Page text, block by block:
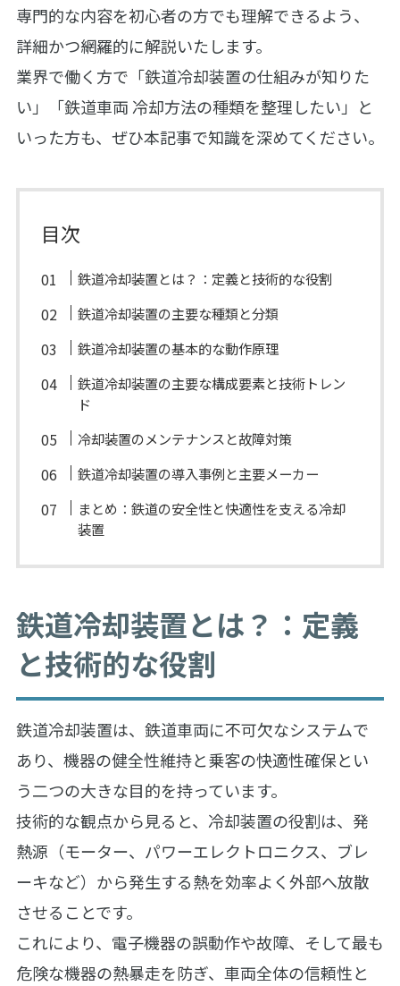
専門的な内容を初心者の方でも理解できるよう、
詳細かつ網羅的に解説いたします。
業界で働く方で「鉄道冷却装置の仕組みが知りた
い」「鉄道車両 冷却方法の種類を整理したい」と
いった方も、ぜひ本記事で知識を深めてください。
目次
鉄道冷却装置とは？：定義と技術的な役割
鉄道冷却装置の主要な種類と分類
鉄道冷却装置の基本的な動作原理
鉄道冷却装置の主要な構成要素と技術トレン
ド
冷却装置のメンテナンスと故障対策
鉄道冷却装置の導入事例と主要メーカー
まとめ：鉄道の安全性と快適性を支える冷却
装置
鉄道冷却装置とは？：定義
と技術的な役割
鉄道冷却装置は、鉄道車両に不可欠なシステムで
あり、機器の健全性維持と乗客の快適性確保とい
う二つの大きな目的を持っています。
技術的な観点から見ると、冷却装置の役割は、発
熱源（モーター、パワーエレクトロニクス、ブレ
ーキなど）から発生する熱を効率よく外部へ放散
させることです。
これにより、電子機器の誤動作や故障、そして最も
危険な機器の熱暴走を防ぎ、車両全体の信頼性と